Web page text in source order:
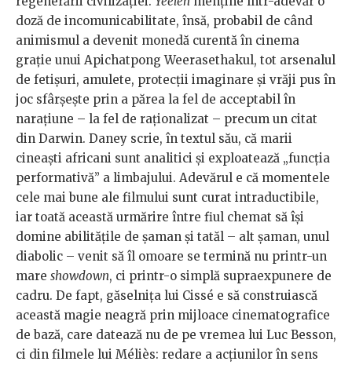
doză de incomunicabilitate, însă, probabil de când
animismul a devenit monedă curentă în cinema
grație unui Apichatpong Weerasethakul, tot arsenalul
de fetișuri, amulete, protecții imaginare și vrăji pus în
joc sfârșește prin a părea la fel de acceptabil în
narațiune – la fel de raționalizat – precum un citat
din Darwin. Daney scrie, în textul său, că marii
cineaști africani sunt analitici și exploatează „funcția
performativă” a limbajului. Adevărul e că momentele
cele mai bune ale filmului sunt curat intraductibile,
iar toată această urmărire între fiul chemat să își
domine abilitățile de șaman și tatăl – alt șaman, unul
diabolic – venit să îl omoare se termină nu printr-un
mare showdown, ci printr-o simplă supraexpunere de
cadru. De fapt, găselnița lui Cissé e să construiască
această magie neagră prin mijloace cinematografice
de bază, care datează nu de pe vremea lui Luc Besson,
ci din filmele lui Méliès: redare a acțiunilor în sens